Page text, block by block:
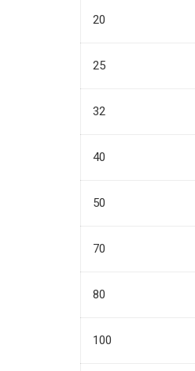
20
25
32
40
50
70
80
100